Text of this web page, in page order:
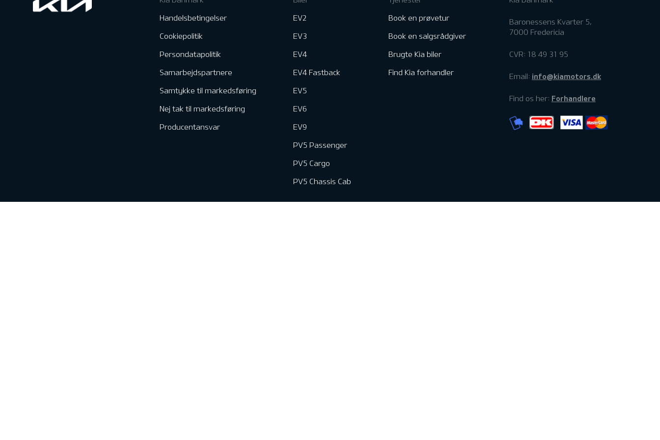
Handelsbetingelser
Cookiepolitik
Persondatapolitik
Samarbejdspartnere
Samtykke til markedsføring
Nej tak til markedsføring
Producentansvar
EV2
EV3
EV4
EV4 Fastback
EV5
EV6
EV9
PV5 Passenger
PV5 Cargo
PV5 Chassis Cab
Book en prøvetur
Book en salgsrådgiver
Brugte Kia biler
Find Kia forhandler
Baronessens Kvarter 5,
7000 Fredericia
CVR: 18 49 31 95
Email: info@kiamotors.dk
Find os her: Forhandlere